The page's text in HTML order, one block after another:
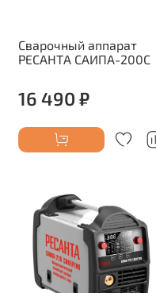
Сварочный аппарат
РЕСАНТА САИПА-200C
16 490 ₽